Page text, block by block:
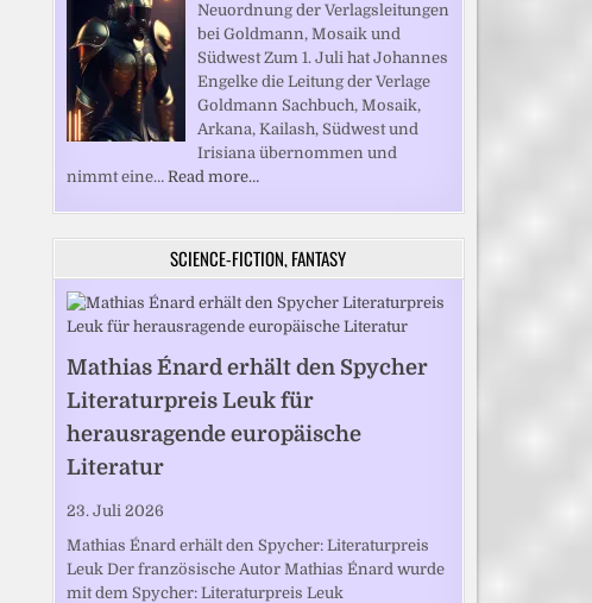
Neuordnung der Verlagsleitungen
bei Goldmann, Mosaik und
Südwest Zum 1. Juli hat Johannes
Engelke die Leitung der Verlage
Goldmann Sachbuch, Mosaik,
Arkana, Kailash, Südwest und
Irisiana übernommen und
nimmt eine… Read more…
SCIENCE-FICTION, FANTASY
Mathias Énard erhält den Spycher
Literaturpreis Leuk für
herausragende europäische
Literatur
23. Juli 2026
Mathias Énard erhält den Spycher: Literaturpreis
Leuk Der französische Autor Mathias Énard wurde
mit dem Spycher: Literaturpreis Leuk